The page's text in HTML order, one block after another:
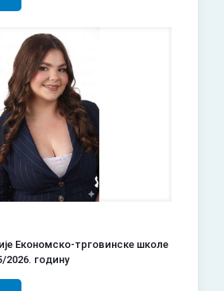
Економско-трговинске школе
2026. годину